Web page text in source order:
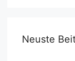
Neuste